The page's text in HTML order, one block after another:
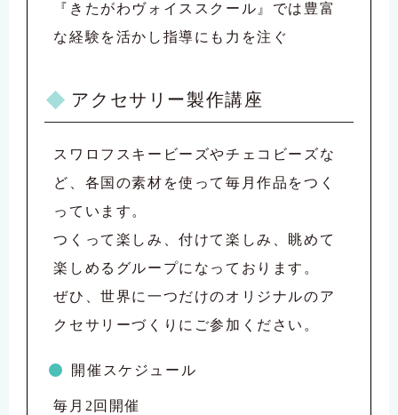
『きたがわヴォイススクール』では豊富
な経験を活かし指導にも力を注ぐ
アクセサリー製作講座
スワロフスキービーズやチェコビーズな
ど、各国の素材を使って毎月作品をつく
っています。
つくって楽しみ、付けて楽しみ、眺めて
楽しめるグループになっております。
ぜひ、世界に一つだけのオリジナルのア
クセサリーづくりにご参加ください。
開催スケジュール
毎月2回開催